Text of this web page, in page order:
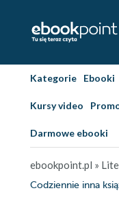
Kategorie Ebooki
Kursy video
Darmowe ebooki
ebookpoint.pl »
Codziennie inna